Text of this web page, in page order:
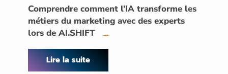
Comprendre comment l’IA transforme les
métiers du marketing avec des experts
lors de AI.SHIFT
→
Lire la suite